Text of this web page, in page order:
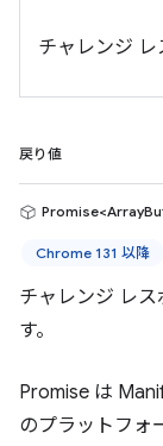
チャレンジ レ
戻り値
Chrome 131 以降
チャレンジ レ
す。
Promise は
のプラットフォ